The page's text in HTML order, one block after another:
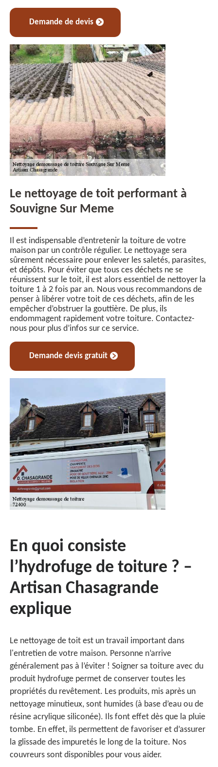
Demande de devis
Le nettoyage de toit performant à
Souvigne Sur Meme
Il est indispensable d’entretenir la toiture de votre
maison par un contrôle régulier. Le nettoyage sera
sûrement nécessaire pour enlever les saletés, parasites,
et dépôts. Pour éviter que tous ces déchets ne se
réunissent sur le toit, il est alors essentiel de nettoyer la
toiture 1 à 2 fois par an. Nous vous recommandons de
penser à libérer votre toit de ces déchets, afin de les
empêcher d’obstruer la gouttière. De plus, ils
endommagent rapidement votre toiture. Contactez-
nous pour plus d’infos sur ce service.
Demande devis gratuit
En quoi consiste
l’hydrofuge de toiture ? –
Artisan Chasagrande
explique
Le nettoyage de toit est un travail important dans
l'entretien de votre maison. Personne n’arrive
généralement pas à l’éviter ! Soigner sa toiture avec du
produit hydrofuge permet de conserver toutes les
propriétés du revêtement. Les produits, mis après un
nettoyage minutieux, sont humides (à base d’eau ou de
résine acrylique siliconée). Ils font effet dès que la pluie
tombe. En effet, ils permettent de favoriser et d’assurer
la glissade des impuretés le long de la toiture. Nos
couvreurs sont disponibles pour vous aider.